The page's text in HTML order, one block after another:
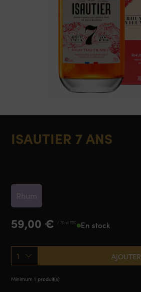
ISAUTIER 7 ANS
59,00 € / 70 cl TTC En stock
1 AJOUTER
Minimum 1 produit(s)
Rhum